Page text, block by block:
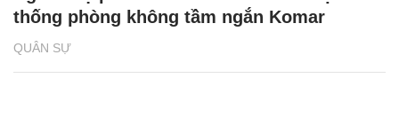
QUÂN SỰ
thống phòng không tầm ngắn Komar